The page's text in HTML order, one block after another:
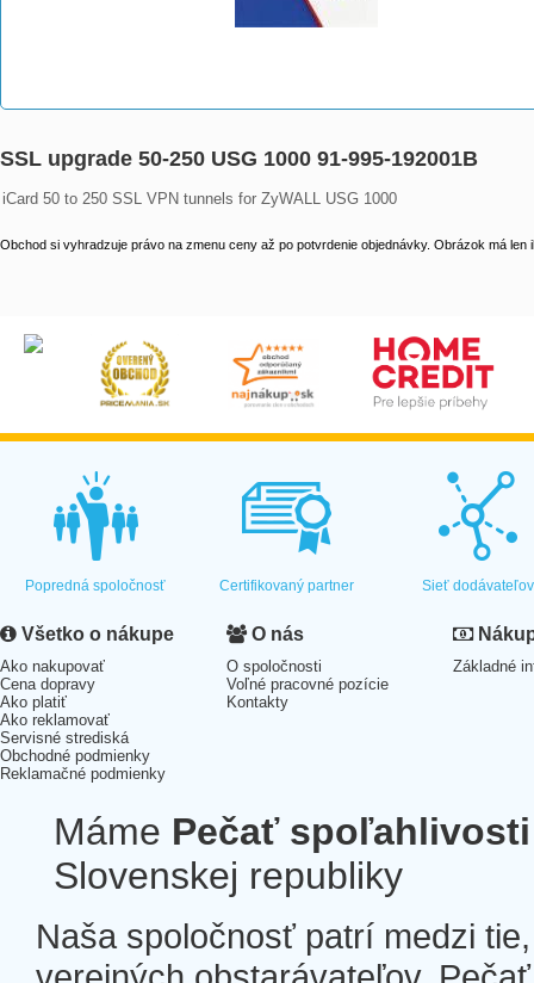
SSL upgrade 50-250 USG 1000 91-995-192001B
iCard 50 to 250 SSL VPN tunnels for ZyWALL USG 1000
Obchod si vyhradzuje právo na zmenu ceny až po potvrdenie objednávky. Obrázok má len
Popredná spoločnosť Certifikovaný partner Sieť dodávateľov
Všetko o nákupe
Ako nakupovať
Cena dopravy
Ako platiť
Ako reklamovať
Servisné strediská
Obchodné podmienky
Reklamačné podmienky
O nás
O spoločnosti
Voľné pracovné pozície
Kontakty
Základné
Máme Pečať spoľahlivosti
Slovenskej republiky
Naša spoločnosť patrí medzi